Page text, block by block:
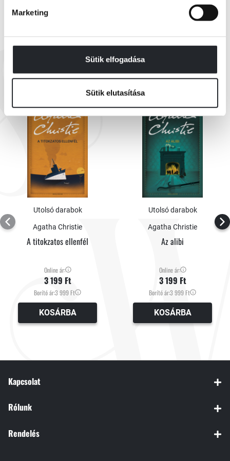
Marketing
Sütik elfogadása
Sütik elutasítása
EZEK IS ÉRDEKELHETNEK
Utolsó darabok
Agatha Christie
A titokzatos ellenfél
Online ár:
3 199 Ft
Borító ár:3 999 Ft
KOSÁRBA
Utolsó darabok
Agatha Christie
Az alibi
Online ár:
3 199 Ft
Borító ár:3 999 Ft
KOSÁRBA
Kapcsolat
Rólunk
Rendelés